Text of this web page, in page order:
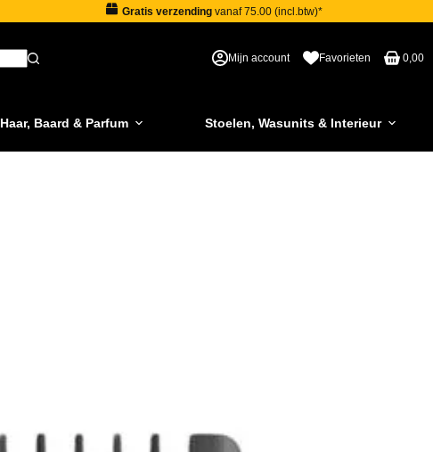
Gratis verzendingvanaf 75.00 (incl.btw)*
Mijn account Favorieten 0,00
Haar, Baard & Parfum Stoelen, Wasunits & Interieur